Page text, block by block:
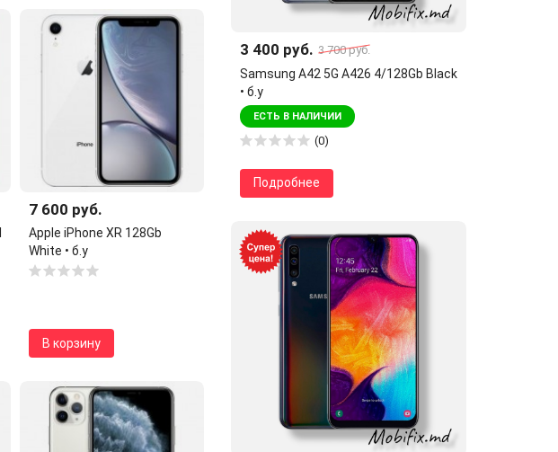
7 600 руб.
Apple iPhone XR 128Gb
White • б.у
В корзину
3 400 руб. 3 700 руб.
Samsung A42 5G A426 4/128Gb Black
• б.у
ЕСТЬ В НАЛИЧИИ
(0)
Подробнее